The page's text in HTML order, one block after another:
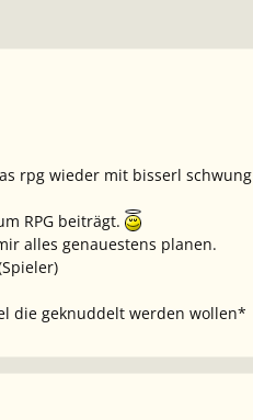
rpg wieder mit bisserl
RPG beiträgt.
alles genauestens planen.
die geknuddelt werden wollen*